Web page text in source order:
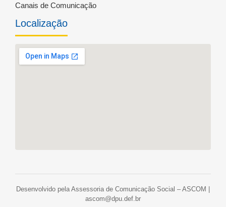
Canais de Comunicação
Localização
Desenvolvido pela Assessoria de Comunicação Social – ASCOM |
ascom@dpu.def.br